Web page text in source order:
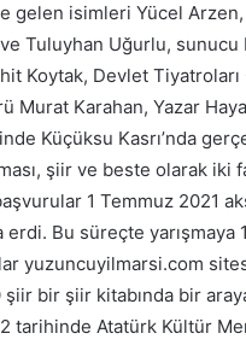
gelen isimleri Yücel
Tuluyhan Uğurlu,
Koytak, Devlet
Murat Karahan, Yazar
Küçüksu Kasrı’nda
şiir ve beste olarak
1 Temmuz 2021
Bu süreçte
yuzuncuyilmarsi.com
bir şiir kitabında bir
tarihinde Atatürk Kültür